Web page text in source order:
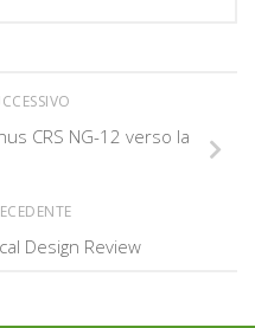
CRS NG-12 verso la
Design Review